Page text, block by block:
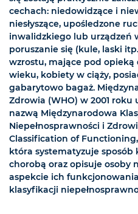
cechach: niedowidzące i
niesłyszące, upośledzone
inwalidzkiego lub urządzeń
poruszanie się (kule, laski
wzrostu, mające pod opieką
wieku, kobiety w ciąży,
gabarytowo bagaż.
Zdrowia (WHO) w 2001
nazwą Międzynarodowa
Niepełnosprawności i
Classification of
która systematyzuje sposób
chorobą oraz opisuje osoby
aspekcie ich
klasyfikacji